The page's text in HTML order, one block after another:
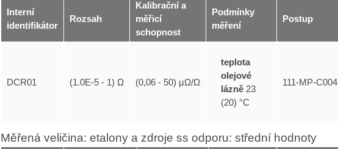
Interní
identifikátor
Rozsah
Kalibrační a
měřicí
schopnost
Podmínky
měření
Postup
DCR01 (1.0E-5 - 1) Ω (0,06 - 50) µΩ/Ω
teplota
olejové
lázně 23
(20) °C
111-MP-C004
Měřená veličina: etalony a zdroje ss odporu: střední hodnoty